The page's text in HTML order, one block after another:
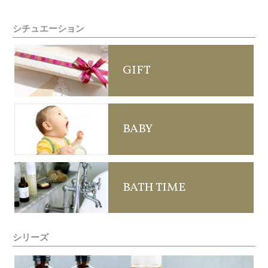
シチュエーション
GIFT
BABY
BATH TIME
シリーズ